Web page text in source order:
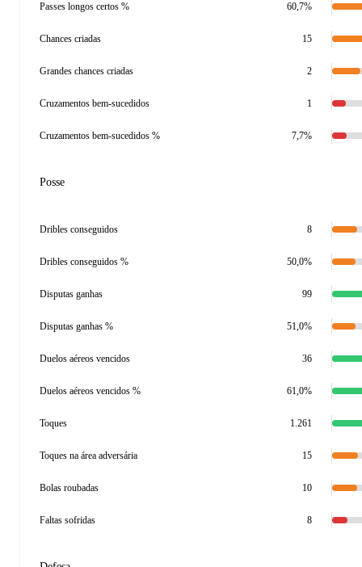
Passes longos certos % 60,7%
Chances criadas 15
Grandes chances criadas 2
Cruzamentos bem-sucedidos 1
Cruzamentos bem-sucedidos % 7,7%
Posse
Dribles conseguidos 8
Dribles conseguidos % 50,0%
Disputas ganhas 99
Disputas ganhas % 51,0%
Duelos aéreos vencidos 36
Duelos aéreos vencidos % 61,0%
Toques 1.261
Toques na área adversária 15
Bolas roubadas 10
Faltas sofridas 8